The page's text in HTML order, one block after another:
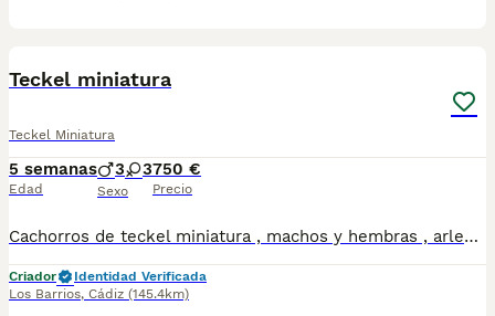
Teckel miniatura
Teckel Miniatura
5 semanas
Edad
3 3
Sexo
750 €
Precio
Cachorros de teckel miniatura , machos y hembras , arlequin chocolate ,arlequin , plata , chocolate solido y negro y fuego sólido , se entregarán desparasitados y vacunados con arreglo.a su edad , criados en ambiente familiar , totalmente sociavilizados . Precio según colores , a partir de 750 €
Criador
Identidad Verificada
Los Barrios, Cádiz (145.4km)